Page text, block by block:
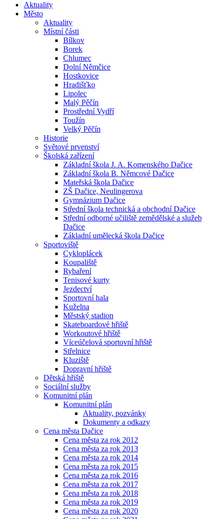
Aktuality
Město
Aktuality
Místní části
Bílkov
Borek
Chlumec
Dolní Němčice
Hostkovice
Hradišťko
Lipolec
Malý Pěčín
Prostřední Vydří
Toužín
Velký Pěčín
Historie
Světové prvenství
Školská zařízení
Základní škola J. A. Komenského Dačice
Základní škola B. Němcové Dačice
Mateřská škola Dačice
ZŠ Dačice, Neulingerova
Gymnázium Dačice
Střední škola technická a obchodní Dačice
Střední odborné učiliště zemědělské a služeb
Dačice
Základní umělecká škola Dačice
Sportoviště
Cykloplácek
Koupaliště
Rybaření
Tenisové kurty
Jezdectví
Sportovní hala
Kuželna
Městský stadion
Skateboardové hřiště
Workoutové hřiště
Víceúčelová sportovní hřiště
Střelnice
Kluziště
Dopravní hřiště
Dětská hřiště
Sociální služby
Komunitní plán
Komunitní plán
Aktuality, pozvánky
Dokumenty a odkazy
Cena města Dačice
Cena města za rok 2012
Cena města za rok 2013
Cena města za rok 2014
Cena města za rok 2015
Cena města za rok 2016
Cena města za rok 2017
Cena města za rok 2018
Cena města za rok 2019
Cena města za rok 2020